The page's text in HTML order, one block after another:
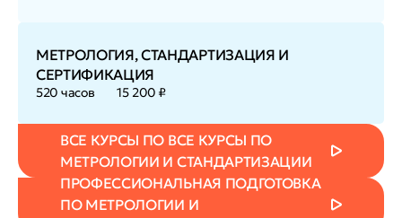
МЕТРОЛОГИЯ, СТАНДАРТИЗАЦИЯ И
СЕРТИФИКАЦИЯ
520 часов 15 200 ₽
ВСЕ КУРСЫ ПО ВСЕ КУРСЫ ПО
МЕТРОЛОГИИ И СТАНДАРТИЗАЦИИ
ПРОФЕССИОНАЛЬНАЯ ПОДГОТОВКА
ПО МЕТРОЛОГИИ И